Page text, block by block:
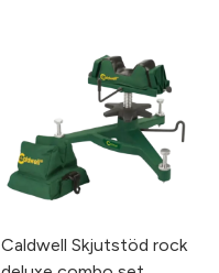
Caldwell Skjutstöd rock